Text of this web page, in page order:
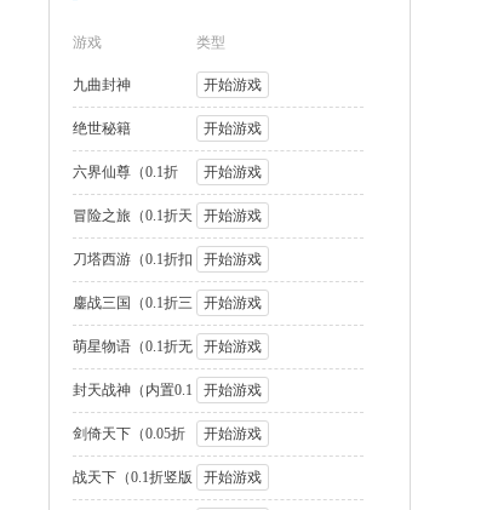
游戏 类型
九曲封神 开始游戏
绝世秘籍 开始游戏
六界仙尊（0.1折
2000福利版
开始游戏
冒险之旅（0.1折天
天送1W代币
开始游戏
刀塔西游（0.1折扣
版）
开始游戏
鏖战三国（0.1折三
国2名将盲盒
开始游戏
萌星物语（0.1折无
限代金版）
开始游戏
封天战神（内置0.1
折1W免费版
开始游戏
剑倚天下（0.05折
送SSS神将
开始游戏
战天下（0.1折竖版 开始游戏